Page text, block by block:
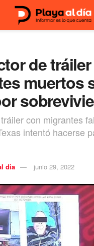
de
muertos
con migrantes
intentó hacerse
dia junio 29, 2022